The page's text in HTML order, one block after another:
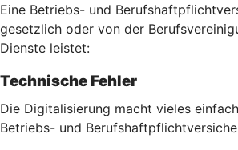
Eine Betriebs- und
gesetzlich oder von der
Dienste leistet:
Technische Fehler
Die Digitalisierung macht vieles
Betriebs- und